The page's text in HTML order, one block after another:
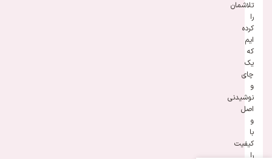
تلاشمان
را
کرده
ایم
که
یک
چای
و
نوشیدنی
اصل
و
با
کیفیت
را